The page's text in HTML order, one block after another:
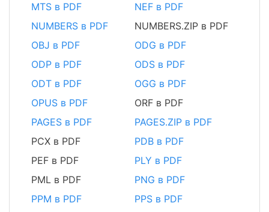
MTS в PDF
NEF в PDF
NUMBERS в PDF
NUMBERS.ZIP в PDF
OBJ в PDF
ODG в PDF
ODP в PDF
ODS в PDF
ODT в PDF
OGG в PDF
OPUS в PDF
ORF в PDF
PAGES в PDF
PAGES.ZIP в PDF
PCX в PDF
PDB в PDF
PEF в PDF
PLY в PDF
PML в PDF
PNG в PDF
PPM в PDF
PPS в PDF